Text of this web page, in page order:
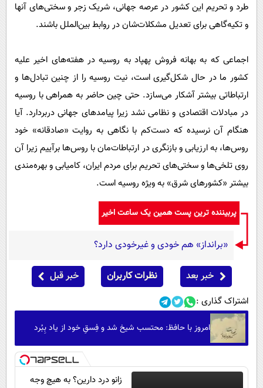
طرد و تحریم این کشور در عرصه جهانی، شریک زجر و سختی‌های آنها
و تکیه‌گاهی برای تعدیل مشکلات‌شان در روابط بین‌الملل باشند.
اجماعی که به بهانه فروش پهپاد به روسیه در هفته‌های اخیر علیه
کشور ما در حال شکل‌گیری است، نیت روسیه را از چنین تبادل‌ها و
ارتباطاتی بیشتر آشکار می‌سازد. حتی چین حاضر به همراهی با روسیه
در مبادلات اقتصادی و نظامی نشد زیرا پیامدهای جهانی دربردارد. آیا
هنگام آن نرسیده که دست‌کم با نگاهی به روایت «صادقانه» خود
روس‌ها، به ارزیابی و بازنگری در ارتباطات‌مان با روس‌ها برآییم زیرا آن
روی تلخی‌ها و سختی‌های تحریم برای مردم ایران، کامیابی و بهره‌مندی
بیشتر «کشورهای شرق» به ویژه روسیه است.
پربیننده ترین پست همین یک ساعت اخیر
«برانداز» هم خودی و غیرخودی دارد؟
خبر بعد نظرات کاربران خبر قبل
اشتراک گذاری :
امروز با حافظ: محتسب شیخ شد و فِسقِ خود از یاد بِبُرد
زانو درد دارین؟ به هیچ وجه